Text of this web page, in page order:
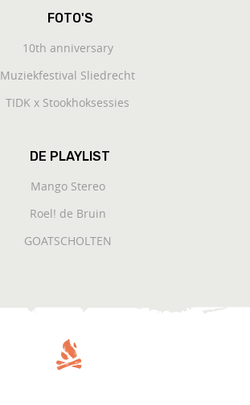
FOTO'S
10th anniversary
Muziekfestival Sliedrecht
TIDK x Stookhoksessies
DE PLAYLIST
Mango Stereo
Roel! de Bruin
GOATSCHOLTEN